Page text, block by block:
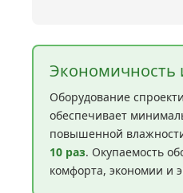
Экономичность
Оборудование
обеспечивает
повышенной
10 раз. Окупаемость
комфорта, экономии и